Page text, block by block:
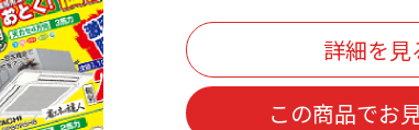
詳細を見
この商品でお